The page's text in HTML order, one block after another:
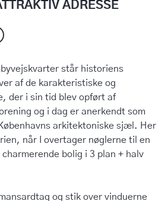
ADRESSE
står historiens
af de karakteristiske og
der i sin tid blev opført af
og i dag er anerkendt som
arkitektoniske sjæl. Her
når I overtager nøglerne til en
bolig i 3 plan + halv
og stik over vinduerne